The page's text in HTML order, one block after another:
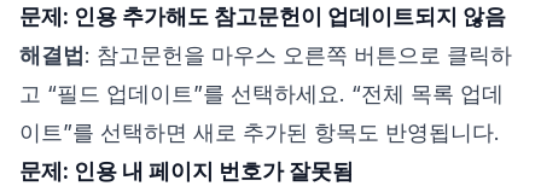
문제: 인용 추가해도 참고문헌이 업데이트되지 않음
해결법 : 참고문헌을 마우스 오른쪽 버튼으로 클릭하
고 “필드 업데이트”를 선택하세요. “전체 목록 업데
이트”를 선택하면 새로 추가된 항목도 반영됩니다.
문제: 인용 내 페이지 번호가 잘못됨